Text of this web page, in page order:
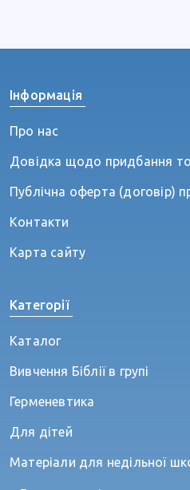
Інформація
Про нас
Довідка щодо придбання
Публічна оферта (договір)
Контакти
Карта сайту
Категорії
Каталог
Вивчення Біблії в групі
Герменевтика
Для дітей
Матеріали для недільної